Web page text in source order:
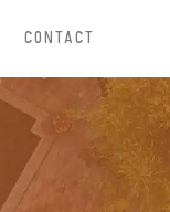
CONTACT